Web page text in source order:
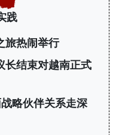
践
旅热闹举行
长结束对越南正式
略伙伴关系走深